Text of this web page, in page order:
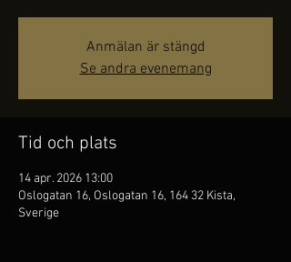
Anmälan är stängd
Se andra evenemang
Tid och plats
14 apr. 2026 13:00
Oslogatan 16, Oslogatan 16, 164 32 Kista,
Sverige